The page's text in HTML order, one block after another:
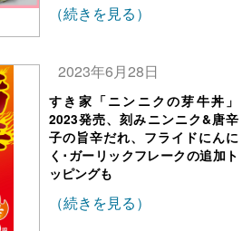
（続きを見る）
2023年6月28日
すき家「ニンニクの芽牛丼」
2023発売、刻みニンニク&唐辛
子の旨辛だれ、フライドにんに
く･ガーリックフレークの追加ト
ッピングも
（続きを見る）